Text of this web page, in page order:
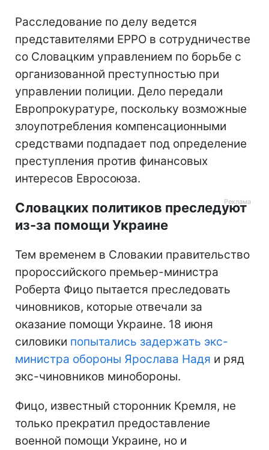
Расследование по делу ведется
представителями ЕРРО в сотрудничестве
со Словацким управлением по борьбе с
организованной преступностью при
управлении полиции. Дело передали
Европрокуратуре, поскольку возможные
злоупотребления компенсационными
средствами подпадает под определение
преступления против финансовых
интересов Евросоюза.
Словацких политиков преследуют
из-за помощи Украине
Тем временем в Словакии правительство
пророссийского премьер-министра
Роберта Фицо пытается преследовать
чиновников, которые отвечали за
оказание помощи Украине. 18 июня
силовики попытались задержать экс-
министра обороны Ярослава Надя и ряд
экс-чиновников минобороны.
Фицо, известный сторонник Кремля, не
только прекратил предоставление
военной помощи Украине, но и